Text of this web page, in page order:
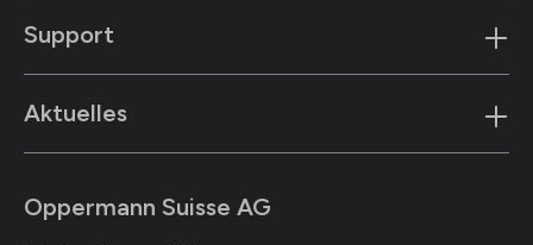
Oppermann Suisse AG
Support
Aktuelles